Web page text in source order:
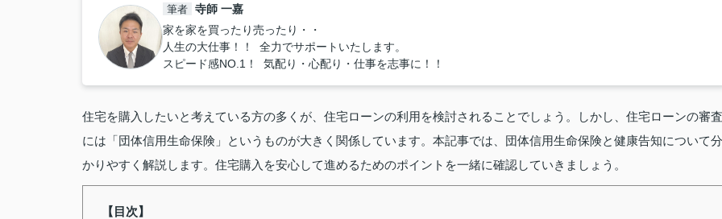
筆者 寺師 一嘉
家を家を買ったり売ったり・・
人生の大仕事！！ 全力でサポートいたします。
スピード感NO.1！ 気配り・心配り・仕事を志事に！！
住宅を購入したいと考えている方の多くが、住宅ローンの利用を検討されることでしょう。しかし、住宅ローンの審査
には「団体信用生命保険」というものが大きく関係しています。本記事では、団体信用生命保険と健康告知について分
かりやすく解説します。住宅購入を安心して進めるためのポイントを一緒に確認していきましょう。
【目次】